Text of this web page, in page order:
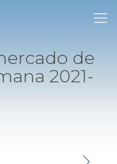
de
2021-